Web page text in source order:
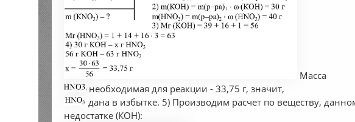
Масса
необходимая для реакции - 33,75 г, значит,
дана в избытке. 5) Производим расчет по веществу,
недостатке (КОН):